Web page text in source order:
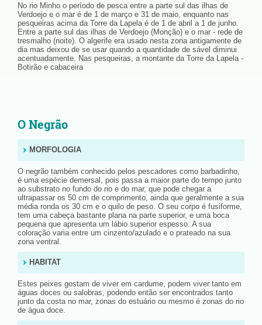
No rio Minho o período de pesca entre a parte sul das ilhas de
Verdoejo e o mar é de 1 de março e 31 de maio, enquanto nas
pesqueiras acima da Torre da Lapela é de 1 de abril a 1 de junho.
Entre a parte sul das ilhas de Verdoejo (Monção) e o mar - rede de
tresmalho (noite). O algerife era usado nesta zona antigamente de
dia mas deixou de se usar quando a quantidade de sável diminui
acentuadamente. Nas pesqueiras, a montante da Torre da Lapela -
Botirão e cabaceira
O Negrão
MORFOLOGIA
O negrão também conhecido pelos pescadores como barbadinho,
é uma espécie demersal, pois passa a maior parte do tempo junto
ao substrato no fundo do rio e do mar, que pode chegar a
ultrapassar os 50 cm de comprimento, ainda que geralmente a sua
média ronda os 30 cm e o quilo de peso. O seu corpo é fusiforme,
tem uma cabeça bastante plana na parte superior, e uma boca
pequena que apresenta um lábio superior espesso. A sua
coloração varia entre um cinzento/azulado e o prateado na sua
zona ventral.
HABITAT
Estes peixes gostam de viver em cardume, podem viver tanto em
águas doces ou salobras, podendo então ser encontrados tanto
junto da costa no mar, zonas do estuário ou mesmo é zonas do rio
de água doce.